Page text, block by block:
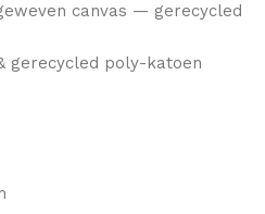
canvas — gerecycled
gerecycled poly-katoen